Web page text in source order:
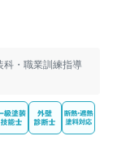
科・職業訓練指導